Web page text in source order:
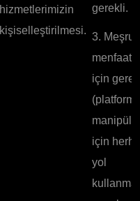
hizmetlerimizin
kişiselleştirilmesi.
gerekli.
3. Meşru
için
manipüle
için
yol